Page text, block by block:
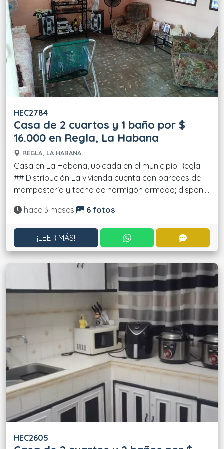
HEC2784
Casa de 2 cuartos y 1 baño por $
16.000 en Regla, La Habana
REGLA, LA HABANA.
Casa en La Habana, ubicada en el municipio Regla.
## Distribución La vivienda cuenta con paredes de
mampostería y techo de hormigón armado; dispon....
Actualizado:
hace 3 meses 6 fotos
¡LEER MÁS! CONTACTAR POR
HEC2605